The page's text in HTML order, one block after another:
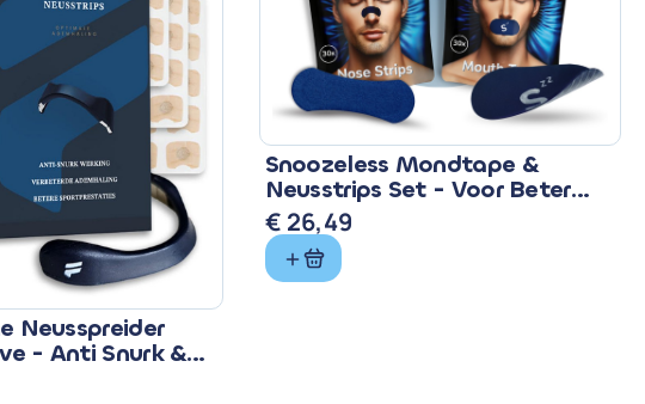
Neusspreider
- Anti Snurk &
Snoozeless Mondtape &
Neusstrips Set - Voor Beter
Ademen & Slapen
€ 26,49